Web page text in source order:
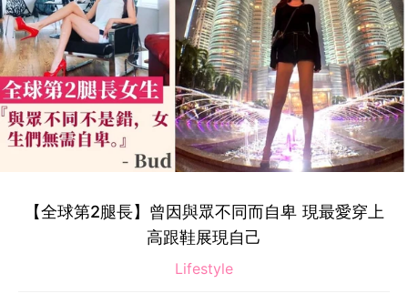
【全球第2腿長】曾因與眾不同而自卑 現最愛穿上
高跟鞋展現自己
Lifestyle